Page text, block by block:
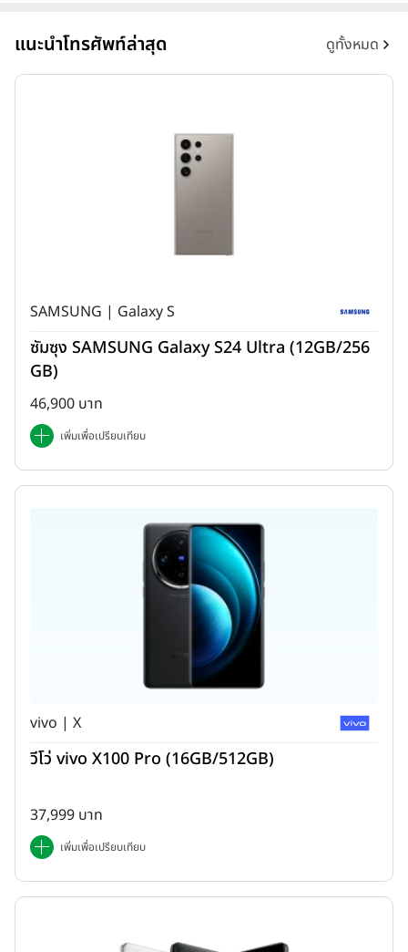
แนะนำโทรศัพท์ล่าสุด ดูทั้งหมด
SAMSUNG | Galaxy S
ซัมซุง SAMSUNG Galaxy S24 Ultra (12GB/256
GB)
46,900 บาท
เพิ่มเพื่อเปรียบเทียบ
vivo | X
วีโว่ vivo X100 Pro (16GB/512GB)
37,999 บาท
เพิ่มเพื่อเปรียบเทียบ